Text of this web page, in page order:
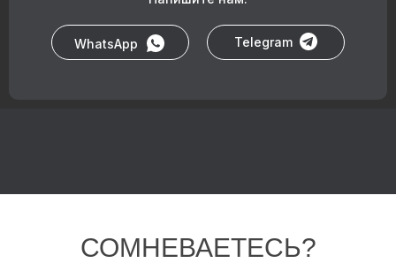
WhatsApp Telegram
СОМНЕВАЕТЕСЬ?